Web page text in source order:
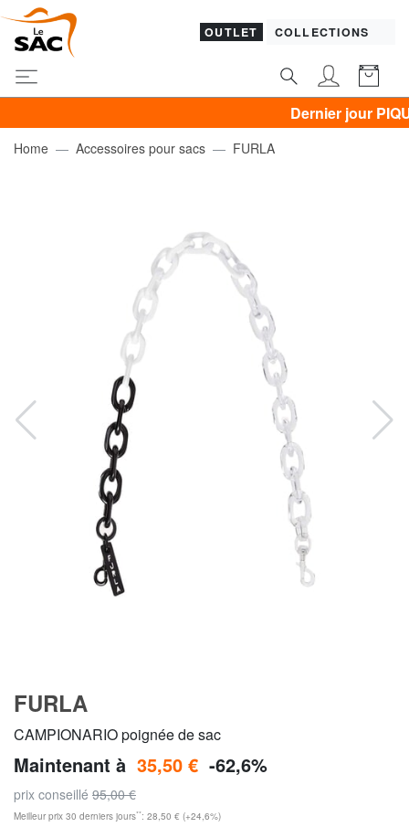
OUTLET COLLECTIONS
Dernier jour
Home Accessoires pour sacs FURLA
FURLA
CAMPIONARIO poignée de sac
Maintenant à 35,50 € -62,6%
prix conseillé 95,00 €
Meilleur prix 30 derniers jours**: 28,50 € (+24,6%)